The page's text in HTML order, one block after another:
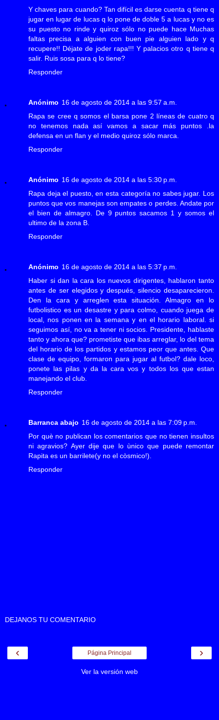
Y chaves para cuando? Tan difícil es darse cuenta q tiene q
jugar en lugar de lucas q lo pone de doble 5 a lucas y no es
su puesto no rinde y quiroz sólo no puede hace Muchas
faltas precisa a alguien con buen pie alguien lado y q
recupere!! Déjate de joder rapa!!! Y palacios otro q tiene q
salir. Ruis sosa para q lo tiene?
Responder
Anónimo 16 de agosto de 2014 a las 9:57 a.m.
Rapa se cree q somos el barsa pone 2 líneas de cuatro q
no tenemos nada así vamos a sacar más puntos .la
defensa en un flan y el medio quiroz sólo marca.
Responder
Anónimo 16 de agosto de 2014 a las 5:30 p.m.
Rapa deja el puesto, en esta categoría no sabes jugar. Los
puntos que vos manejas son empates o perdes. Andate por
el bien de almagro. De 9 puntos sacamos 1 y somos el
ultimo de la zona B.
Responder
Anónimo 16 de agosto de 2014 a las 5:37 p.m.
Haber si dan la cara los nuevos dirigentes, hablaron tanto
antes de ser elegidos y después, silencio desaparecieron.
Den la cara y arreglen esta situación. Almagro en lo
futbolistico es un desastre y para colmo, cuando juega de
local, nos ponen en la semana y en el horario laboral. si
seguimos así, no va a tener ni socios. Presidente, hablaste
tanto y ahora que? prometiste que ibas arreglar, lo del tema
del horario de los partidos y estamos peor que antes. Que
clase de equipo, formaron para jugar al futbol? dale loco,
ponete las pilas y da la cara vos y todos los que estan
manejando el club.
Responder
Barranca abajo 16 de agosto de 2014 a las 7:09 p.m.
Por què no publican los comentarios que no tienen insultos
ni agravios? Ayer dije que lo ùnico que puede remontar
Rapita es un barrilete(y no el còsmico!).
Responder
DEJANOS TU COMENTARIO
‹ ›
Página Principal
Ver la versión web